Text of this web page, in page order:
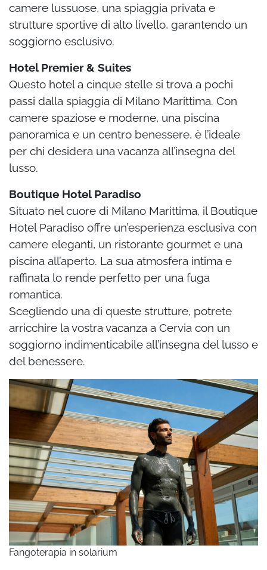
camere lussuose, una spiaggia privata e
strutture sportive di alto livello, garantendo un
soggiorno esclusivo.
Hotel Premier & Suites
Questo hotel a cinque stelle si trova a pochi
passi dalla spiaggia di Milano Marittima. Con
camere spaziose e moderne, una piscina
panoramica e un centro benessere, è l’ideale
per chi desidera una vacanza all’insegna del
lusso.
Boutique Hotel Paradiso
Situato nel cuore di Milano Marittima, il Boutique
Hotel Paradiso offre un’esperienza esclusiva con
camere eleganti, un ristorante gourmet e una
piscina all’aperto. La sua atmosfera intima e
raffinata lo rende perfetto per una fuga
romantica.
Scegliendo una di queste strutture, potrete
arricchire la vostra vacanza a Cervia con un
soggiorno indimenticabile all’insegna del lusso e
del benessere.
Fangoterapia in solarium